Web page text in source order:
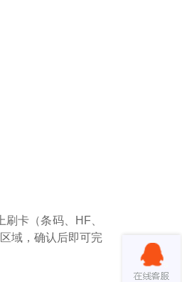
卡（条码、HF、
域，确认后即可完